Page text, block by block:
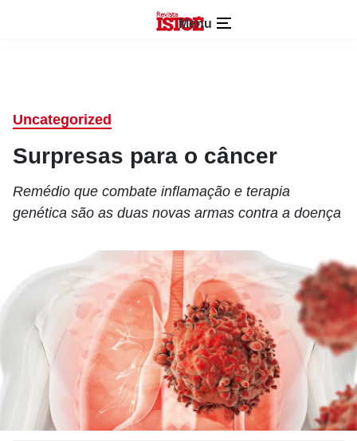
Menu
Uncategorized
Surpresas para o câncer
Remédio que combate inflamação e terapia
genética são as duas novas armas contra a doença